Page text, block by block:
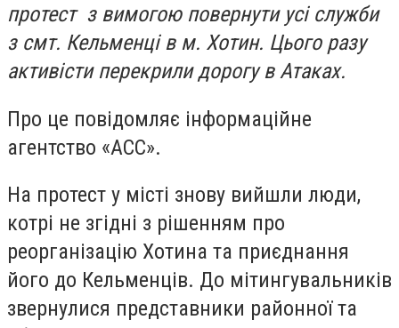
протест з вимогою повернути усі служби
з смт. Кельменці в м. Хотин. Цього разу
активісти перекрили дорогу в Атаках.
Про це повідомляє інформаційне
агентство «АСС».
На протест у місті знову вийшли люди,
котрі не згідні з рішенням про
реорганізацію Хотина та приєднання
його до Кельменців. До мітингувальників
звернулися представники районної та